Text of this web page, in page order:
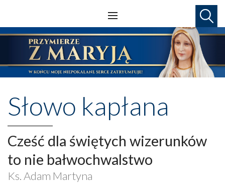
Słowo kapłana
Cześć dla świętych wizerunków
to nie bałwochwalstwo
Ks. Adam Martyna